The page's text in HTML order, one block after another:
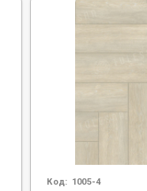
Код: 1005-4